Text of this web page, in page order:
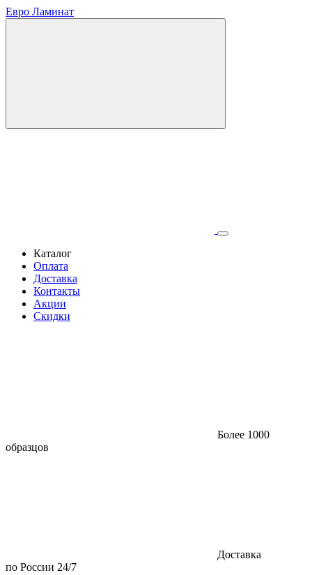
Евро Ламинат
Каталог
Оплата
Доставка
Контакты
Акции
Скидки
Более 1000
образцов
Доставка
по России 24/7